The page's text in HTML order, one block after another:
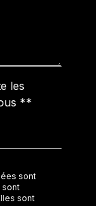
les
**
sont
sont
sont